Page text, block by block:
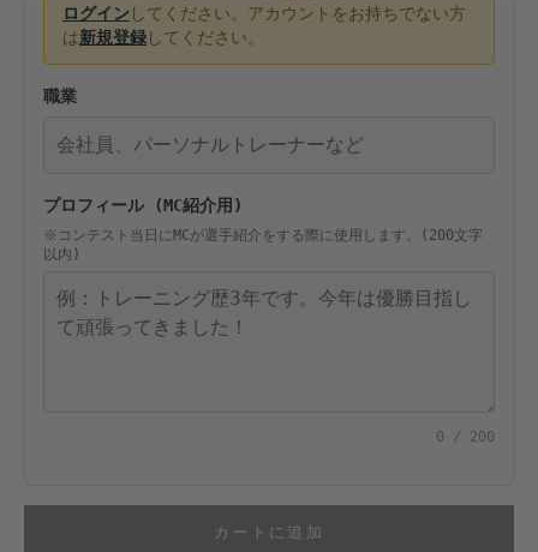
ログイン してください。アカウントをお持ちでない方
は新規登録してください。
職業
プロフィール (MC紹介用)
※コンテスト当日にMCが選手紹介をする際に使用します。(200文字
以内)
0 / 200
カートに追加